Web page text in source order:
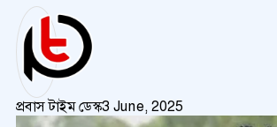
প্রবাস টাইম ডেস্ক3 June, 2025